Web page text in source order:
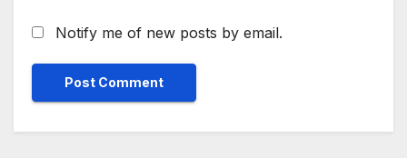
Notify me of new posts by email.